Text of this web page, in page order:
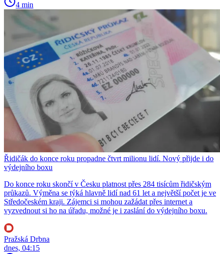
4 min
Řidičák do konce roku propadne čtvrt milionu lidí. Nový přijde i do
výdejního boxu
Do konce roku skončí v Česku platnost přes 284 tisícům řidičským
průkazů. Výměna se týká hlavně lidí nad 61 let a největší počet je ve
Středočeském kraji. Zájemci si mohou zažádat přes internet a
vyzvednout si ho na úřadu, možné je i zaslání do výdejního boxu.
Pražská Drbna
dnes, 04:15